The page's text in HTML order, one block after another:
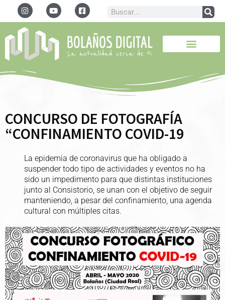
CONCURSO DE FOTOGRAFÍA
“CONFINAMIENTO COVID-19
La epidemia de coronavirus que ha obligado a
suspender todo tipo de actividades y eventos no ha
sido un impedimento para que distintas instituciones
junto al Consistorio, se unan con el objetivo de seguir
manteniendo, a pesar del confinamiento, una agenda
cultural con múltiples citas.